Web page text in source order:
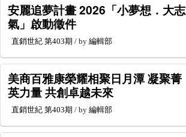
安麗追夢計畫 2026「小夢想．大志
氣」啟動徵件
直銷世紀 第403期 / by 編輯部
美商百雅康榮耀相聚日月潭 凝聚菁
英力量 共創卓越未來
直銷世紀 第403期 / by 編輯部